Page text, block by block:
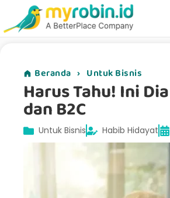
Beranda › Untuk Bisnis
Harus Tahu! Ini
dan B2C
Untuk Bisnis Habib Hidayat